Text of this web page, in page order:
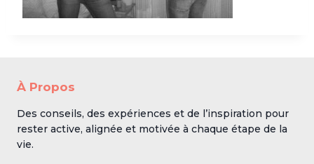
À Propos
Des conseils, des expériences et de l’inspiration pour
rester active, alignée et motivée à chaque étape de la
vie.